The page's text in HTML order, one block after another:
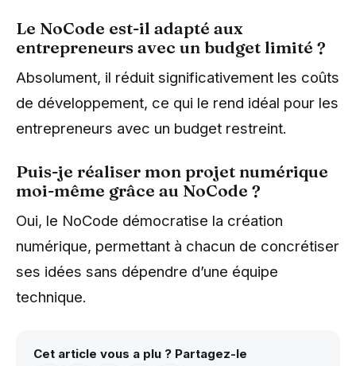
Le NoCode est-il adapté aux
entrepreneurs avec un budget limité ?
Absolument, il réduit significativement les coûts
de développement, ce qui le rend idéal pour les
entrepreneurs avec un budget restreint.
Puis-je réaliser mon projet numérique
moi-même grâce au NoCode ?
Oui, le NoCode démocratise la création
numérique, permettant à chacun de concrétiser
ses idées sans dépendre d’une équipe
technique.
Cet article vous a plu ? Partagez-le